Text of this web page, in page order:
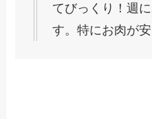
てびっくり！週
す。特にお肉が